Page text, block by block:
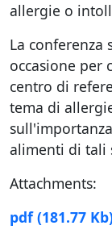
allergie o
La conferenza
occasione per
centro di
tema di
alimenti di tali
Attachments:
pdf (181.77